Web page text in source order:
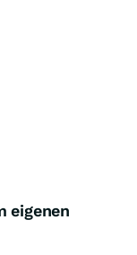
eigenen